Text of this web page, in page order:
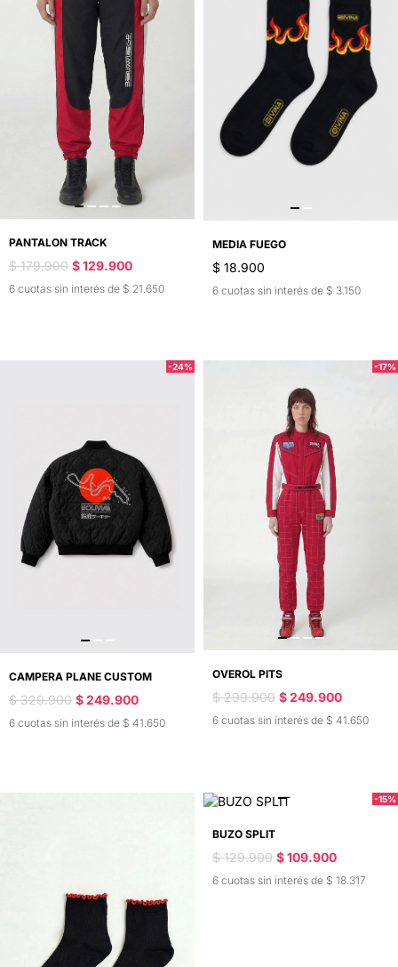
PANTALON TRACK
$ 179.900 $ 129.900
6 cuotas sin interés de $ 21.650
MEDIA FUEGO
$ 18.900
6 cuotas sin interés de $ 3.150
-24%
CAMPERA PLANE CUSTOM
$ 329.900 $ 249.900
6 cuotas sin interés de $ 41.650
-17%
OVEROL PITS
$ 299.900 $ 249.900
6 cuotas sin interés de $ 41.650
-15%
BUZO SPLIT
$ 129.900 $ 109.900
6 cuotas sin interés de $ 18.317